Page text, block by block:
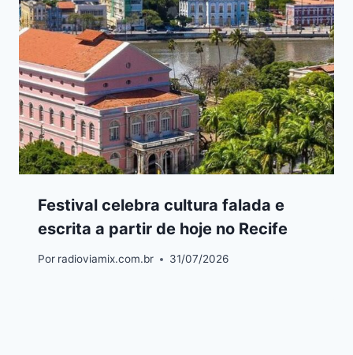
Festival celebra cultura falada e
escrita a partir de hoje no Recife
Por radioviamix.com.br 31/07/2026